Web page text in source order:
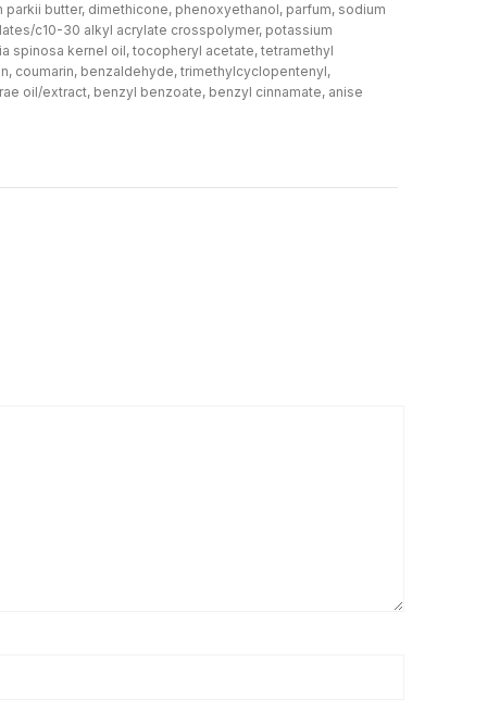
butter, dimethicone, phenoxyethanol, parfum, sodium
c10-30 alkyl acrylate crosspolymer, potassium
spinosa kernel oil, tocopheryl acetate, tetramethyl
coumarin, benzaldehyde, trimethylcyclopentenyl,
oil/extract, benzyl benzoate, benzyl cinnamate, anise